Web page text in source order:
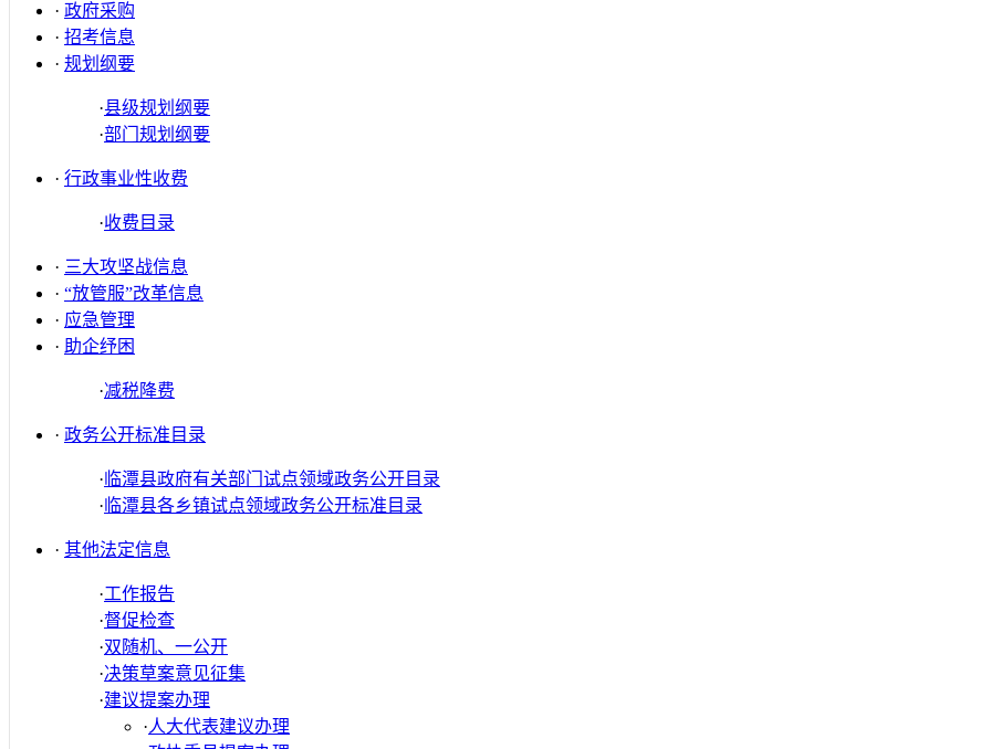
· 政府采购
· 招考信息
· 规划纲要
·县级规划纲要
·部门规划纲要
· 行政事业性收费
·收费目录
· 三大攻坚战信息
· “放管服”改革信息
· 应急管理
· 助企纾困
·减税降费
· 政务公开标准目录
· 临潭县政府有关部门试点领域政务公开目录
· 临潭县各乡镇试点领域政务公开标准目录
· 其他法定信息
·工作报告
·督促检查
·双随机、一公开
·决策草案意见征集
·建议提案办理
·人大代表建议办理